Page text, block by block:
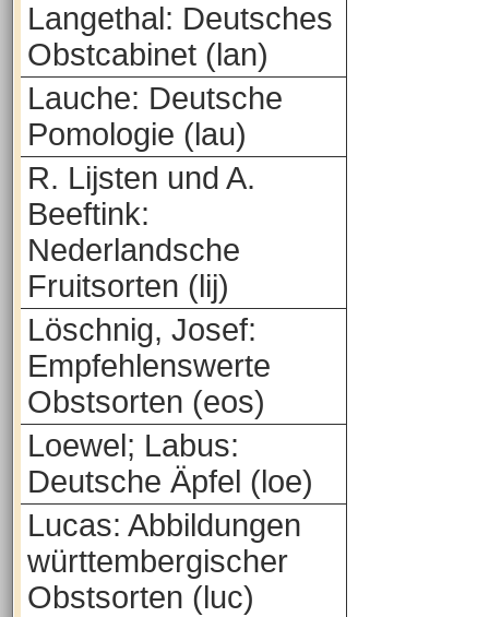
Langethal: Deutsches
Obstcabinet (lan)
Lauche: Deutsche
Pomologie (lau)
R. Lijsten und A.
Beeftink:
Nederlandsche
Fruitsorten (lij)
Löschnig, Josef:
Empfehlenswerte
Obstsorten (eos)
Loewel; Labus:
Deutsche Äpfel (loe)
Lucas: Abbildungen
württembergischer
Obstsorten (luc)